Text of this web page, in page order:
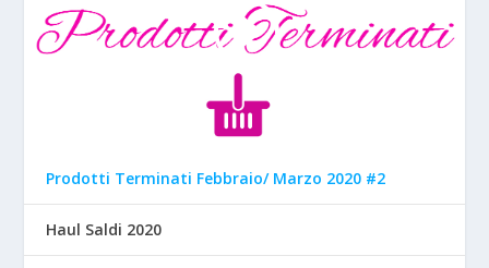
Prodotti Terminati Febbraio/ Marzo 2020 #2
Haul Saldi 2020